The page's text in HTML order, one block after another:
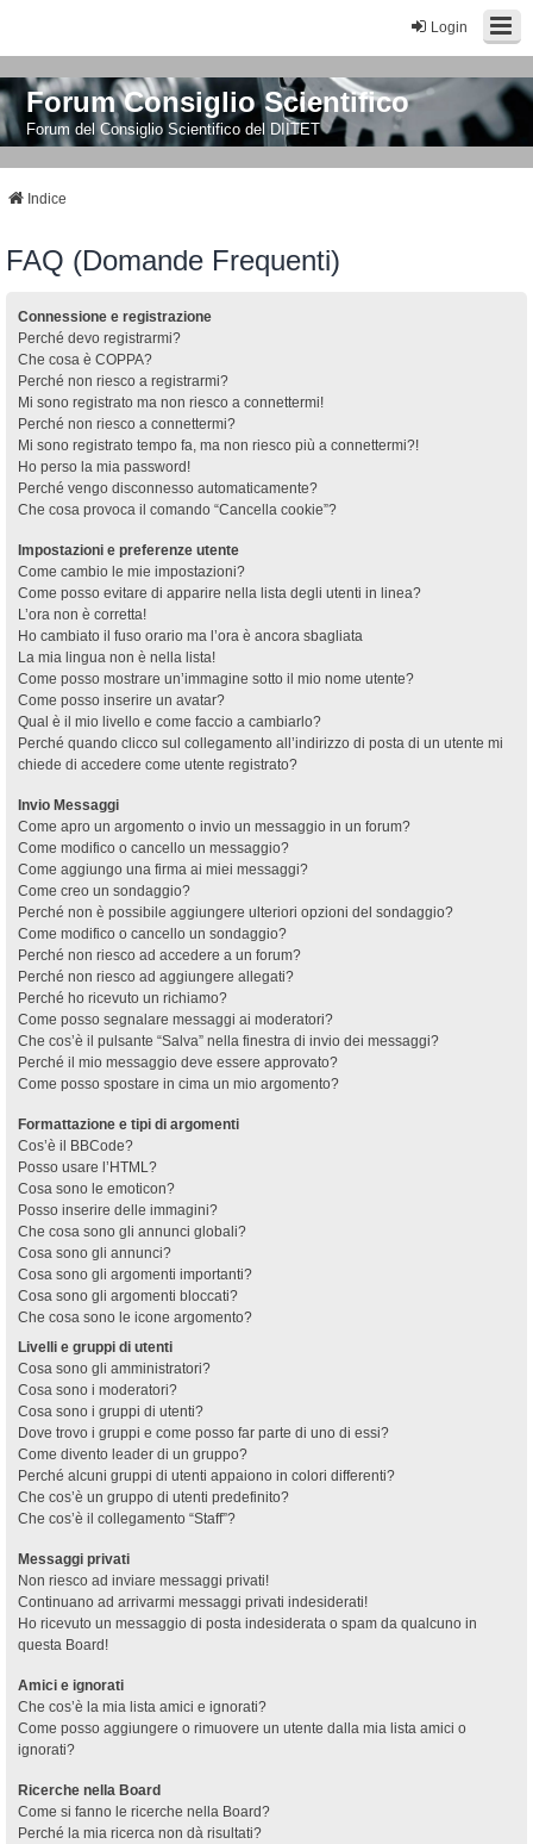
Login
Forum Consiglio Scientifico
Forum del Consiglio Scientifico del DIITET
Indice
FAQ (Domande Frequenti)
Connessione e registrazione
Perché devo registrarmi?
Che cosa è COPPA?
Perché non riesco a registrarmi?
Mi sono registrato ma non riesco a connettermi!
Perché non riesco a connettermi?
Mi sono registrato tempo fa, ma non riesco più a connettermi?!
Ho perso la mia password!
Perché vengo disconnesso automaticamente?
Che cosa provoca il comando “Cancella cookie”?
Impostazioni e preferenze utente
Come cambio le mie impostazioni?
Come posso evitare di apparire nella lista degli utenti in linea?
L’ora non è corretta!
Ho cambiato il fuso orario ma l’ora è ancora sbagliata
La mia lingua non è nella lista!
Come posso mostrare un’immagine sotto il mio nome utente?
Come posso inserire un avatar?
Qual è il mio livello e come faccio a cambiarlo?
Perché quando clicco sul collegamento all’indirizzo di posta di un utente mi
chiede di accedere come utente registrato?
Invio Messaggi
Come apro un argomento o invio un messaggio in un forum?
Come modifico o cancello un messaggio?
Come aggiungo una firma ai miei messaggi?
Come creo un sondaggio?
Perché non è possibile aggiungere ulteriori opzioni del sondaggio?
Come modifico o cancello un sondaggio?
Perché non riesco ad accedere a un forum?
Perché non riesco ad aggiungere allegati?
Perché ho ricevuto un richiamo?
Come posso segnalare messaggi ai moderatori?
Che cos’è il pulsante “Salva” nella finestra di invio dei messaggi?
Perché il mio messaggio deve essere approvato?
Come posso spostare in cima un mio argomento?
Formattazione e tipi di argomenti
Cos’è il BBCode?
Posso usare l’HTML?
Cosa sono le emoticon?
Posso inserire delle immagini?
Che cosa sono gli annunci globali?
Cosa sono gli annunci?
Cosa sono gli argomenti importanti?
Cosa sono gli argomenti bloccati?
Che cosa sono le icone argomento?
Livelli e gruppi di utenti
Cosa sono gli amministratori?
Cosa sono i moderatori?
Cosa sono i gruppi di utenti?
Dove trovo i gruppi e come posso far parte di uno di essi?
Come divento leader di un gruppo?
Perché alcuni gruppi di utenti appaiono in colori differenti?
Che cos’è un gruppo di utenti predefinito?
Che cos’è il collegamento “Staff”?
Messaggi privati
Non riesco ad inviare messaggi privati!
Continuano ad arrivarmi messaggi privati indesiderati!
Ho ricevuto un messaggio di posta indesiderata o spam da qualcuno in
questa Board!
Amici e ignorati
Che cos’è la mia lista amici e ignorati?
Come posso aggiungere o rimuovere un utente dalla mia lista amici o
ignorati?
Ricerche nella Board
Come si fanno le ricerche nella Board?
Perché la mia ricerca non dà risultati?